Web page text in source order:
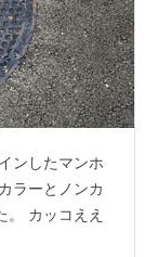
ンしたマンホ
ラーとノンカ
。 カッコええ